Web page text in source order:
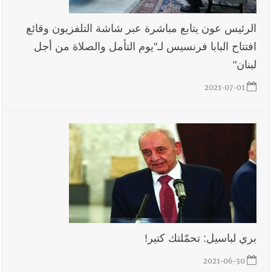
الرئيس عون يتابع مباشرة عبر شاشة التلفزيون وقائع
افتتاح البابا فرنسيس لـ"يوم التأمل والصلاة من أجل
لبنان"
2021-07-01
بري لباسيل: تحمّلتك كتير!
2021-06-30